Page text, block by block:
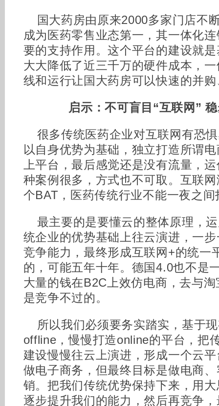
国大药房由原来2000多家门店不
成为医药零售业态第一，其一体化
要的支持作用。这个平台的建设就
大大降低了近三千万的硬件成本，
线和运行让国大药房可以快速的并
启示：不可盲目“互联网”
很多传统医药企业对互联网有恐
以自身优势为基础，独立打造所谓
上平台，最后感觉还是没有流量，
种案例很多，方式也不可取。互联
个BAT，医药传统行业不能一夜之
最主要的是要懂云的整体原理，
统企业的优势基础上往云演进，一
竞争能力，最终形成互联网+的统一
的，可能五年十年。德国4.0也不是
大量的钱在B2C上效仿电商，去与
是竞争不过的。
所以我们必须要务实踏实，基于
offline，慢慢打造online的平台，把
建设慢慢往云上演进，形成一个云
做电子商务，但最终目标是做电商
销。把我们传统优势保持下来，用
逐步提升我们的能力，然后再竞争